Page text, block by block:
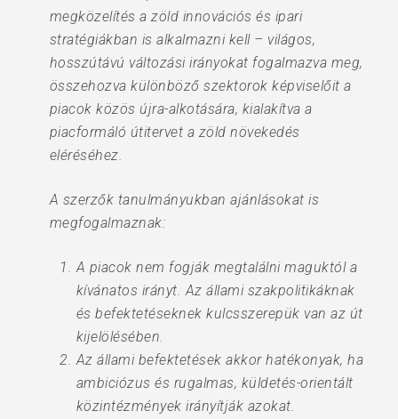
megközelítés a zöld innovációs és ipari
stratégiákban is alkalmazni kell – világos,
hosszútávú változási irányokat fogalmazva meg,
összehozva különböző szektorok képviselőit a
piacok közös újra-alkotására, kialakítva a
piacformáló útitervet a zöld növekedés
eléréséhez.
A szerzők tanulmányukban ajánlásokat is
megfogalmaznak:
A piacok nem fogják megtalálni maguktól a
kívánatos irányt. Az állami szakpolitikáknak
és befektetéseknek kulcsszerepük van az út
kijelölésében.
Az állami befektetések akkor hatékonyak, ha
ambiciózus és rugalmas, küldetés-orientált
közintézmények irányítják azokat.